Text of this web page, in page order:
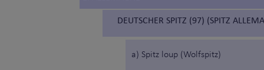
DEUTSCHER SPITZ (97) (SPITZ
a) Spitz loup (Wolfspitz)